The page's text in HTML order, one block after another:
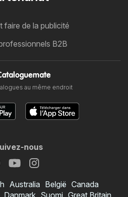
faire de la publicité
B2B
au même endroit
nous
Australia België Canada